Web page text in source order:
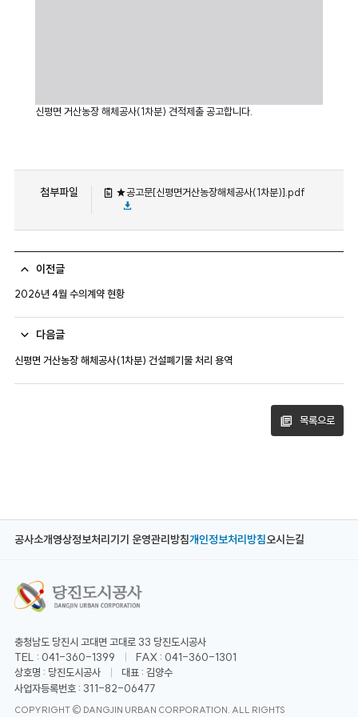
신평면 거산농장 해체공사(1차분) 견적제출 공고합니다.
첨부파일 ★공고문[신평면거산농장해체공사(1차분)].pdf
이전글
2026년 4월 수의계약 현황
다음글
신평면 거산농장 해체공사(1차분) 건설폐기물 처리 용역
목록으로
공사소개영상정보처리기기 운영관리방침개인정보처리방침오시는길
충청남도 당진시 고대면 고대로 33 당진도시공사
TEL : 041-360-1399
FAX : 041-360-1301
상호명 : 당진도시공사
대표 : 김양수
사업자등록번호 : 311-82-06477
COPYRIGHT © DANGJIN URBAN CORPORATION. ALL RIGHTS